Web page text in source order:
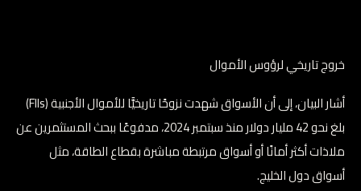
خروج تاريخي لرؤوس الأموال
أشار البيان، إلى أن الأسواق شهدت نزوحًا تاريخيًّا للأموال الأجنبية (FIIs)
بلغ نحو 42 مليار دولار منذ سبتمبر 2024، مدفوعًا ببحث المستثمرين عن
ملاذات أكثر أمانًا أو أسواق مرتبطة مباشرة بقطاع الطاقة، مثل
أسواق دول الخليج.